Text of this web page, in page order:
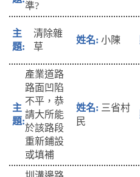
準?
清除雜
草
小陳
產業道路
路面凹陷
不平，恭
請大所能
於該路段
重新鋪設
或填補
三省村
民